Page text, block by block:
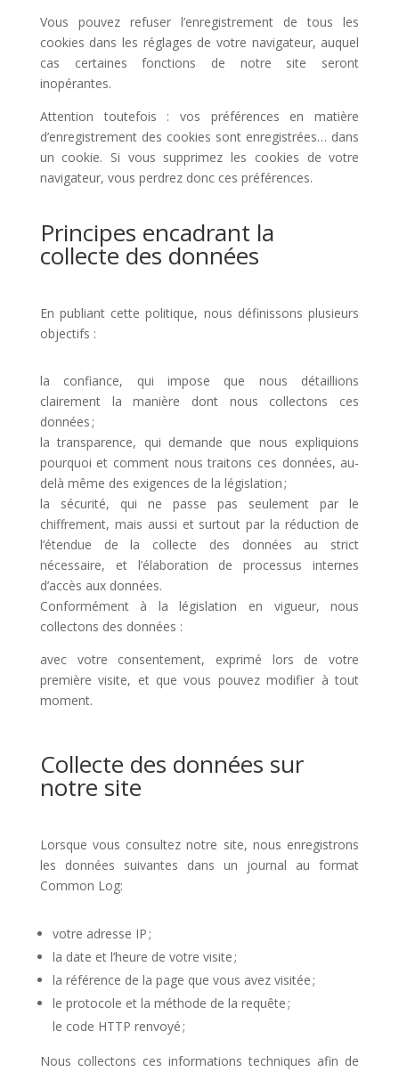
Vous pouvez refuser l’enregistrement de tous les
cookies dans les réglages de votre navigateur, auquel
cas certaines fonctions de notre site seront
inopérantes.
Attention toutefois : vos préférences en matière
d’enregistrement des cookies sont enregistrées… dans
un cookie. Si vous supprimez les cookies de votre
navigateur, vous perdrez donc ces préférences.
Principes encadrant la
collecte des données
En publiant cette politique, nous définissons plusieurs
objectifs :
la confiance, qui impose que nous détaillions
clairement la manière dont nous collectons ces
données ;
la transparence, qui demande que nous expliquions
pourquoi et comment nous traitons ces données, au-
delà même des exigences de la législation ;
la sécurité, qui ne passe pas seulement par le
chiffrement, mais aussi et surtout par la réduction de
l’étendue de la collecte des données au strict
nécessaire, et l’élaboration de processus internes
d’accès aux données.
Conformément à la législation en vigueur, nous
collectons des données :
avec votre consentement, exprimé lors de votre
première visite, et que vous pouvez modifier à tout
moment.
Collecte des données sur
notre site
Lorsque vous consultez notre site, nous enregistrons
les données suivantes dans un journal au format
Common Log:
votre adresse IP ;
la date et l’heure de votre visite ;
la référence de la page que vous avez visitée ;
le protocole et la méthode de la requête ;
le code HTTP renvoyé ;
Nous collectons ces informations techniques afin de